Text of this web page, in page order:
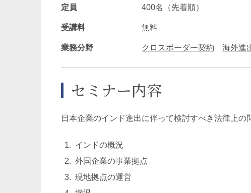
定員 400名（先着順）
受講料 無料
業務分野 クロスボーダー契約 海外進
セミナー内容
日本企業のインド進出に伴って検討すべき法律上
インドの概況
外国企業の事業拠点
現地拠点の運営